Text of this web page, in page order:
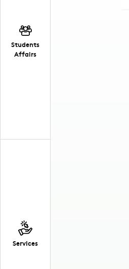
Students
Affairs
Services